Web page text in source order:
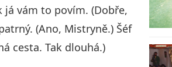
vám to povím. (Dobře,
(Ano, Mistryně.) Šéf
cesta. Tak dlouhá.)